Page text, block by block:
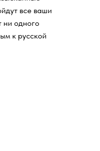
все ваши
ни одного
к русской